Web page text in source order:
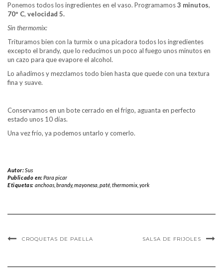
Ponemos todos los ingredientes en el vaso. Programamos3 minutos,
70º C, velocidad 5.
Sin thermomix:
Trituramos bien con la turmix o una picadora todos los ingredientes
excepto el brandy, que lo reducimos un poco al fuego unos minutos en
un cazo para que evapore el alcohol.
Lo añadimos y mezclamos todo bien hasta que quede con una textura
fina y suave.
Conservamos en un bote cerrado en el frigo, aguanta en perfecto
estado unos 10 días.
Una vez frío, ya podemos untarlo y comerlo.
Autor:Sus
Publicado en:Para picar
Etiquetas: anchoas, brandy,mayonesa paté, thermomix, york
CROQUETAS DE PAELLA SALSA DE FRIJOLES